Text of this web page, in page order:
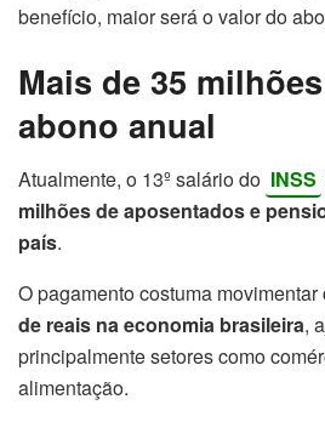
benefício, maior será o valor do
Mais de 35
abono anual
Atualmente, o 13º salário do INSS
milhões de aposentados e
país.
O pagamento costuma movimentar
de reais na economia brasileira,
principalmente setores como
alimentação.